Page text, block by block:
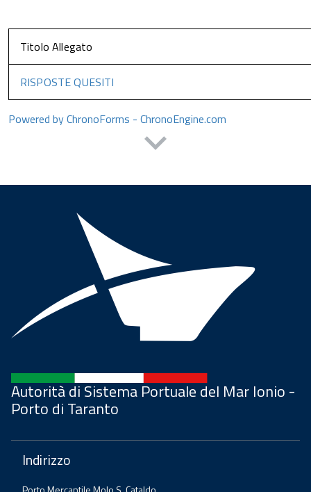
Titolo Allegato
RISPOSTE QUESITI
Powered by ChronoForms - ChronoEngine.com
Autorità di Sistema Portuale del Mar Ionio -
Porto di Taranto
Indirizzo